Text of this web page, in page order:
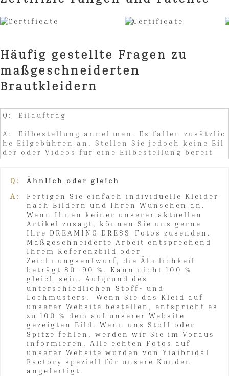
Häufig gestellte Fragen zu
maßgeschneiderten
Brautkleidern
Q: Eilauftrag
A: Eilbestellung annehmen. Es fallen zusätzlic
he Eilgebühren an. Stellen Sie jedoch keine Bil
der oder Videos für eine Eilbestellung bereit
Q:
Ähnlich oder gleich
A:
Fertigen Sie einfach individuelle Kleider
nach Bildern und Ihren Wünschen an.
Wenn Ihnen keiner unserer aktuellen
Artikel zusagt, können Sie uns gerne
Ihre DREAMING DRESS-Fotos zusenden.
Maßgeschneiderte Arbeit entsprechend
Ihrem Referenzbild oder
Zeichnungsentwurf, die Ähnlichkeit
beträgt 80–90 %. Kann nicht 100 %
gleich sein. Aufgrund des
unterschiedlichen Stoff- und
Lochmusters. Wenn Sie das Kleid auf
unserer Website bestellen, entspricht es
zu 100 % dem auf unserer Website
gezeigten Bild. Wenn uns Stoff oder
Spitze fehlen, werden wir Sie im Voraus
informieren. Alle echten Fotos auf
unserer Website wurden von Yiaibridal
Factory speziell für unsere Kunden
angefertigt.